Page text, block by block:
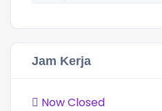
Jam Kerja
Now Closed